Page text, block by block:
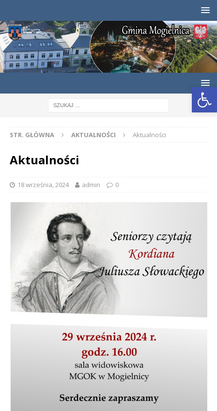
Otwórz pasek narzędzi
STR. GŁÓWNA AKTUALNOŚCI Aktualności
Aktualności
18 września, 2024 admin 0